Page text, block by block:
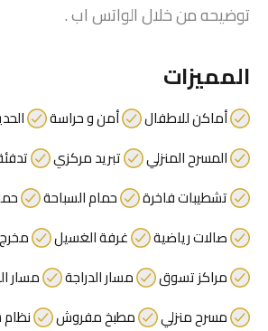
توضيحه من خلال الواتس اب .
المميزات
أماكن للاطفال أمن و حراسة
المسرح المنزلي
تبريد مركزي
تشطيبات فاخرة
حمام السباحة
صالات رياضية
غرفة الغسيل
مراكز تسوق
مسار الدراجة
مسار
مسرح منزلي
مطبخ مفروش